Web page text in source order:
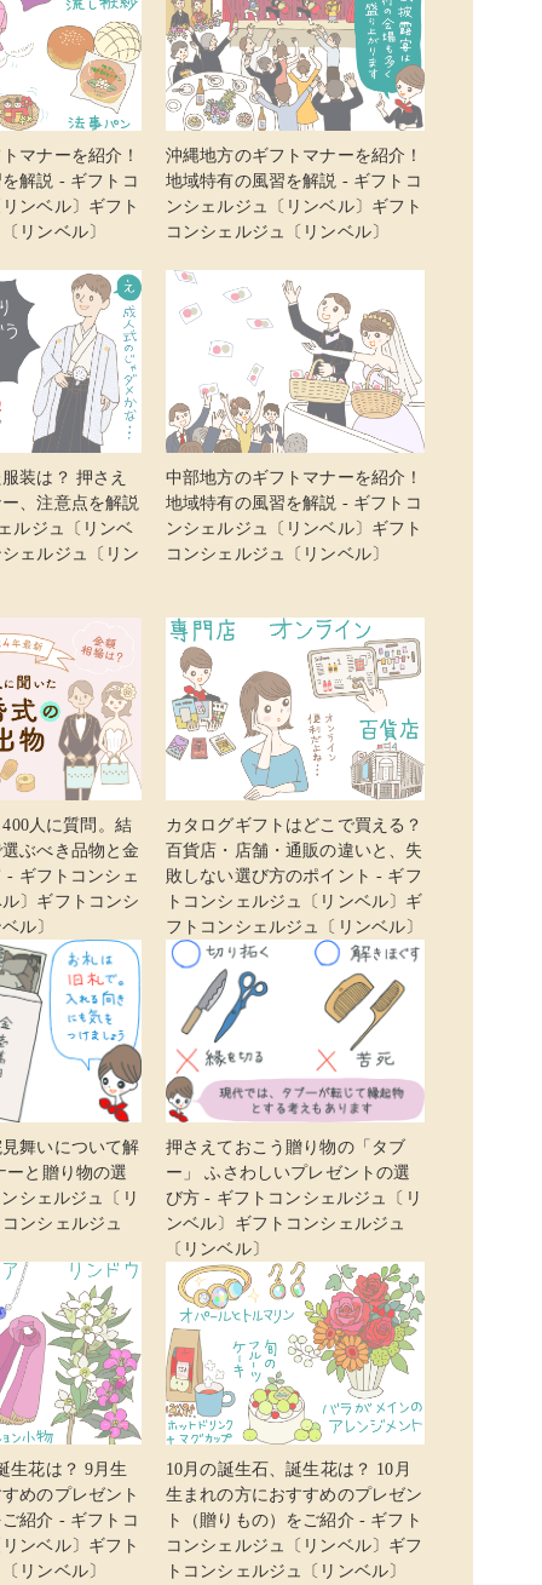
マナーを紹介！
解説 - ギフトコ
ンベル〕ギフト
リンベル〕
沖縄地方のギフトマナーを紹介！
地域特有の風習を解説 - ギフトコ
ンシェルジュ〔リンベル〕ギフト
コンシェルジュ〔リンベル〕
装は？ 押さえ
、注意点を解説
ルジュ〔リンベ
ェルジュ〔リン
中部地方のギフトマナーを紹介！
地域特有の風習を解説 - ギフトコ
ンシェルジュ〔リンベル〕ギフト
コンシェルジュ〔リンベル〕
400人に質問。結
ぶべき品物と金
- ギフトコンシェ
〕ギフトコンシ
ル〕
カタログギフトはどこで買える？
百貨店・店舗・通販の違いと、失
敗しない選び方のポイント - ギフ
トコンシェルジュ〔リンベル〕ギ
フトコンシェルジュ〔リンベル〕
舞いについて解
ーと贈り物の選
シェルジュ〔リ
ンシェルジュ
押さえておこう贈り物の「タブ
ー」 ふさわしいプレゼントの選
び方 - ギフトコンシェルジュ〔リ
ンベル〕ギフトコンシェルジュ
〔リンベル〕
生花は？ 9月生
めのプレゼント
ご紹介 - ギフトコ
ンベル〕ギフト
リンベル〕
10月の誕生石、誕生花は？ 10月
生まれの方におすすめのプレゼン
ト（贈りもの）をご紹介 - ギフト
コンシェルジュ〔リンベル〕ギフ
トコンシェルジュ〔リンベル〕